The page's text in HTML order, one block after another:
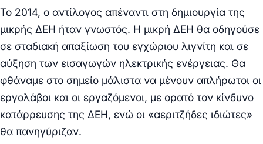
Το 2014, ο αντίλογος απέναντι στη δημιουργία της
μικρής ΔΕΗ ήταν γνωστός. Η μικρή ΔΕΗ θα οδηγούσε
σε σταδιακή απαξίωση του εγχώριου λιγνίτη και σε
αύξηση των εισαγωγών ηλεκτρικής ενέργειας. Θα
φθάναμε στο σημείο μάλιστα να μένουν απλήρωτοι οι
εργολάβοι και οι εργαζόμενοι, με ορατό τον κίνδυνο
κατάρρευσης της ΔΕΗ, ενώ οι «αεριτζήδες ιδιώτες»
θα πανηγύριζαν.